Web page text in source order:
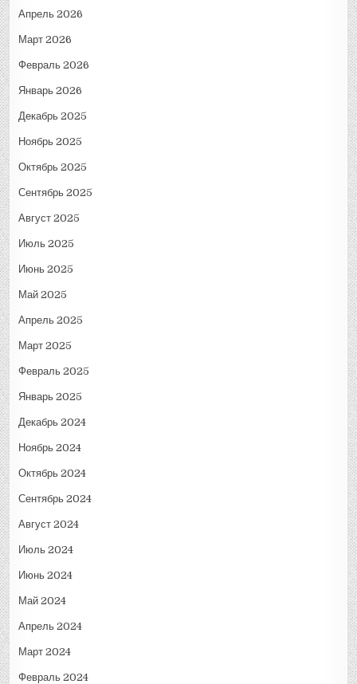
Апрель 2026
Март 2026
Февраль 2026
Январь 2026
Декабрь 2025
Ноябрь 2025
Октябрь 2025
Сентябрь 2025
Август 2025
Июль 2025
Июнь 2025
Май 2025
Апрель 2025
Март 2025
Февраль 2025
Январь 2025
Декабрь 2024
Ноябрь 2024
Октябрь 2024
Сентябрь 2024
Август 2024
Июль 2024
Июнь 2024
Май 2024
Апрель 2024
Март 2024
Февраль 2024